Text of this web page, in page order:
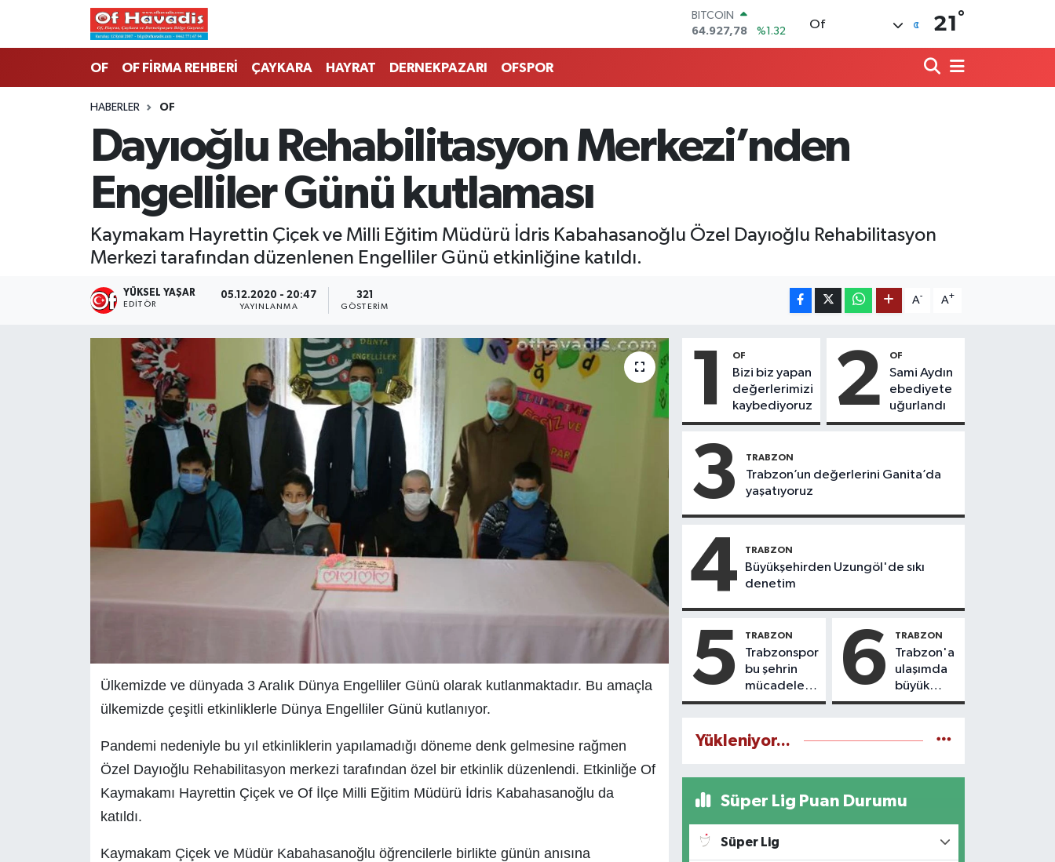
BITCOIN
64.927,78
%1.32
GRAM ALTIN
6527.85
%0.54
Of 21 °
OF OF FİRMA REHBERİ ÇAYKARA HAYRAT DERNEKPAZARI OFSPOR
HABERLER OF
Dayıoğlu Rehabilitasyon Merkezi’nden
Engelliler Günü kutlaması
Kaymakam Hayrettin Çiçek ve Milli Eğitim Müdürü İdris Kabahasanoğlu Özel Dayıoğlu Rehabilitasyon
Merkezi tarafından düzenlenen Engelliler Günü etkinliğine katıldı.
YÜKSEL YAŞAR
EDITÖR
05.12.2020 - 20:47
YAYINLANMA
321
GÖSTERIM
A- A+
Ülkemizde ve dünyada 3 Aralık Dünya Engelliler Günü olarak kutlanmaktadır. Bu amaçla
ülkemizde çeşitli etkinliklerle Dünya Engelliler Günü kutlanıyor.
Pandemi nedeniyle bu yıl etkinliklerin yapılamadığı döneme denk gelmesine rağmen
Özel Dayıoğlu Rehabilitasyon merkezi tarafından özel bir etkinlik düzenlendi. Etkinliğe Of
Kaymakamı Hayrettin Çiçek ve Of İlçe Milli Eğitim Müdürü İdris Kabahasanoğlu da
katıldı.
Kaymakam Çiçek ve Müdür Kabahasanoğlu öğrencilerle birlikte günün anısına
1 OF
Bizi biz yapan
değerlerimizi
kaybediyoruz
2 OF
Sami Aydın
ebediyete
uğurlandı
3 TRABZON
Trabzon’un değerlerini Ganita’da
yaşatıyoruz
4 TRABZON
Büyükşehirden Uzungöl'de sıkı
denetim
5 TRABZON
Trabzonspor
bu şehrin
mücadele
ruhudur
6 TRABZON
Trabzon'a
ulaşımda
büyük
yatırımlar
Yükleniyor...
Süper Lig Puan Durumu
Süper Lig
Trabzon Nöbetçi Eczaneler
Trabzon Namaz Vakitleri
Trabzon Trafik Yoğunluk Haritası
Süper Lig Puan Durumu ve Fikstür
Tüm Manşetler
Son Dakika Haberleri
Haber Arşivi